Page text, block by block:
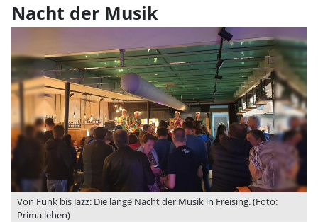
Nacht der Musik
Von Funk bis Jazz: Die lange Nacht der Musik in Freising. (Foto:
Prima leben)